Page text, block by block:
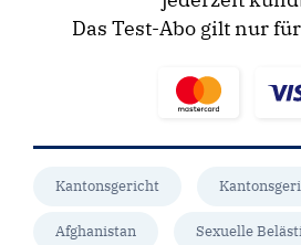
Das Test-Abo gilt nur
Kantonsgericht
Afghanistan Sexuelle